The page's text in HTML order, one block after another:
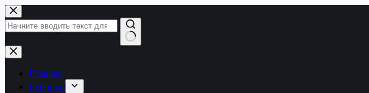
Перейти
к
сути
Ничего
не
найденоГлавная
Рубрики